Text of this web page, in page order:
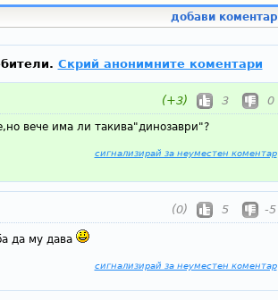
добави коментар
Скрий анонимните коментари
(+3) 3 0
вече има ли такива"динозаври"?
сигнализирай за неуместен коментар
(0) 5 -5
да му дава
сигнализирай за неуместен коментар